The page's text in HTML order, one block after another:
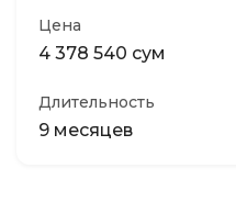
Цена
4 378 540 сум
Длительность
9 месяцев